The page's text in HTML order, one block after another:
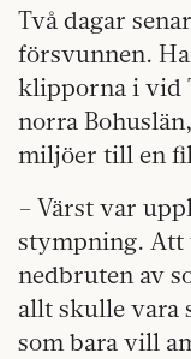
Två dagar
försvunnen.
klipporna i vid
norra
miljöer till en
– Värst var
stympning. Att
nedbruten av
allt skulle vara
som bara vill